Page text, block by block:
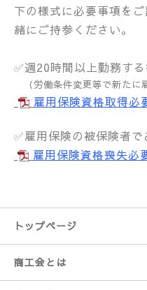
下の様式に必要事項をご
緒にご持参ください。
✅週20時間以上勤務す
（労働条件変更等で新たに
雇用保険資格取得必
✅雇用保険の被保険者
雇用保険資格喪失必
トップページ
商工会とは